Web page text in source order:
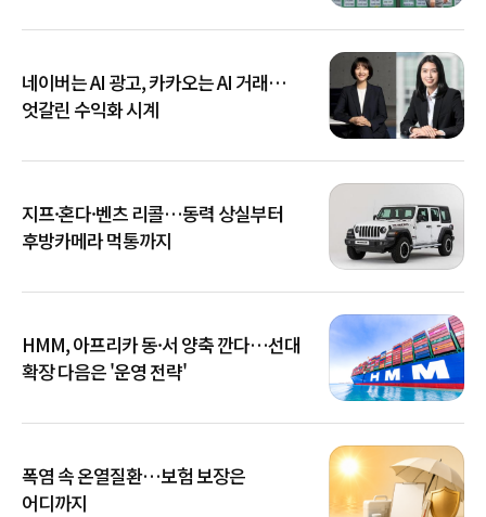
네이버는 AI 광고, 카카오는 AI 거래…
엇갈린 수익화 시계
지프·혼다·벤츠 리콜…동력 상실부터
후방카메라 먹통까지
HMM, 아프리카 동·서 양축 깐다…선대
확장 다음은 '운영 전략'
폭염 속 온열질환…보험 보장은
어디까지